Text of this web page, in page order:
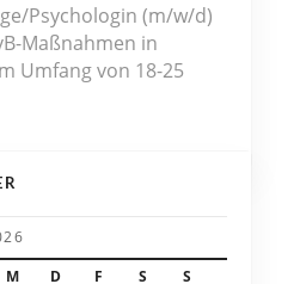
Psychologin (m/w/d)
Maßnahmen in
Umfang von 18-25
M D F S
S